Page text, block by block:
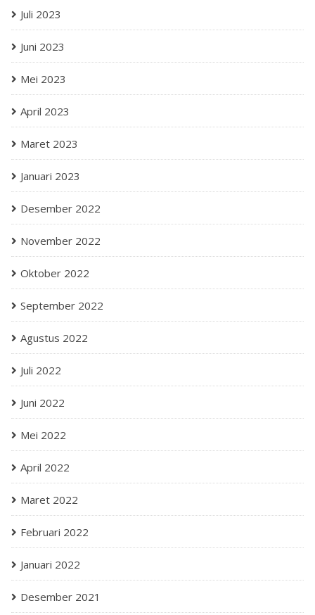
Juli 2023
Juni 2023
Mei 2023
April 2023
Maret 2023
Januari 2023
Desember 2022
November 2022
Oktober 2022
September 2022
Agustus 2022
Juli 2022
Juni 2022
Mei 2022
April 2022
Maret 2022
Februari 2022
Januari 2022
Desember 2021